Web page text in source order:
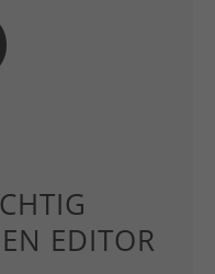
EDITOR